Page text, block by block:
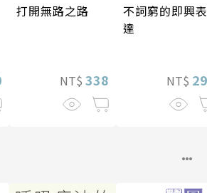
打開無路之路
NT$ 338
不詞窮的即興表
達
NT$